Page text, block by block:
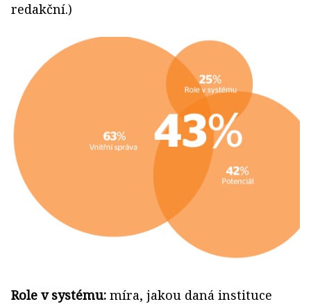
redakční.)
Role v systému: míra, jakou daná instituce